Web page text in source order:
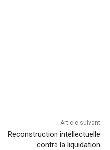
Article suivant
Reconstruction intellectuelle
contre la liquidation